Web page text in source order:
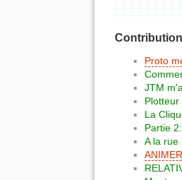
Contribution
Proto
JTM
La
Partie
A la rue